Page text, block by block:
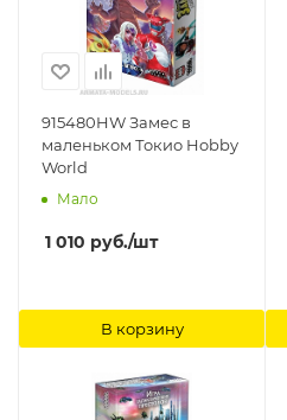
915480HW Замес в
маленьком Токио Hobby
World
Мало
1 010 руб./шт
В корзину